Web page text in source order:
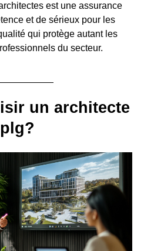
est une assurance
et de sérieux pour les
qui protège autant les
du secteur.
un architecte